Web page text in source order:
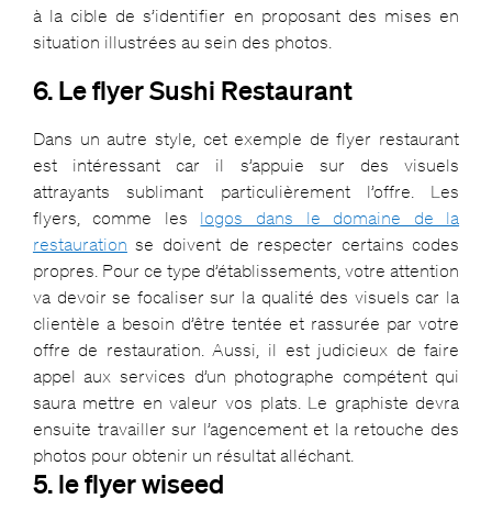
à la cible de s’identifier en proposant des mises en
situation illustrées au sein des photos.
6. Le flyer Sushi Restaurant
Dans un autre style, cet exemple de flyer restaurant
est intéressant car il s’appuie sur des visuels
attrayants sublimant particulièrement l’offre. Les
flyers, comme les logos dans le domaine de la
restauration se doivent de respecter certains codes
propres. Pour ce type d’établissements, votre attention
va devoir se focaliser sur la qualité des visuels car la
clientèle a besoin d’être tentée et rassurée par votre
offre de restauration. Aussi, il est judicieux de faire
appel aux services d’un photographe compétent qui
saura mettre en valeur vos plats. Le graphiste devra
ensuite travailler sur l’agencement et la retouche des
photos pour obtenir un résultat alléchant.
5. le flyer wiseed